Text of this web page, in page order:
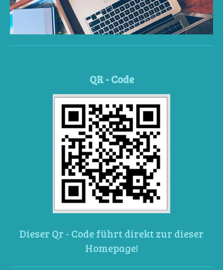
QR - Code
Dieser Qr - Code führt direkt zur dieser
Homepage!